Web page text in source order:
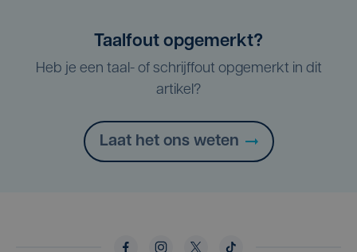
Taalfout opgemerkt?
Heb je een taal- of schrijffout opgemerkt in dit
artikel?
Laat het ons weten